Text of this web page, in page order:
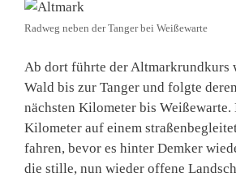
Radweg neben der Tanger bei Weißewarte
Ab dort führte der Altmarkrundkurs
Wald bis zur Tanger und folgte
nächsten Kilometer bis Weißewarte.
Kilometer auf einem
fahren, bevor es hinter Demker
die stille, nun wieder offene